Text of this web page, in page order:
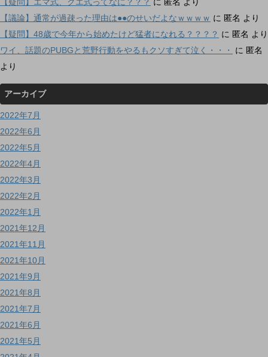
【議論】通常が過疎った理由は●●のせいだよなｗｗｗｗ に 匿名 より
【疑問】48歳で今年から始めたけど猛者になれる？？？？ に 匿名 より
ワイ、話題のPUBGと荒野行動をやるもクソすぎて泣く・・・
に 匿名
より
アーカイブ
2022年7月
2022年6月
2022年5月
2022年4月
2022年3月
2022年2月
2022年1月
2021年12月
2021年11月
2021年10月
2021年9月
2021年8月
2021年7月
2021年6月
2021年5月